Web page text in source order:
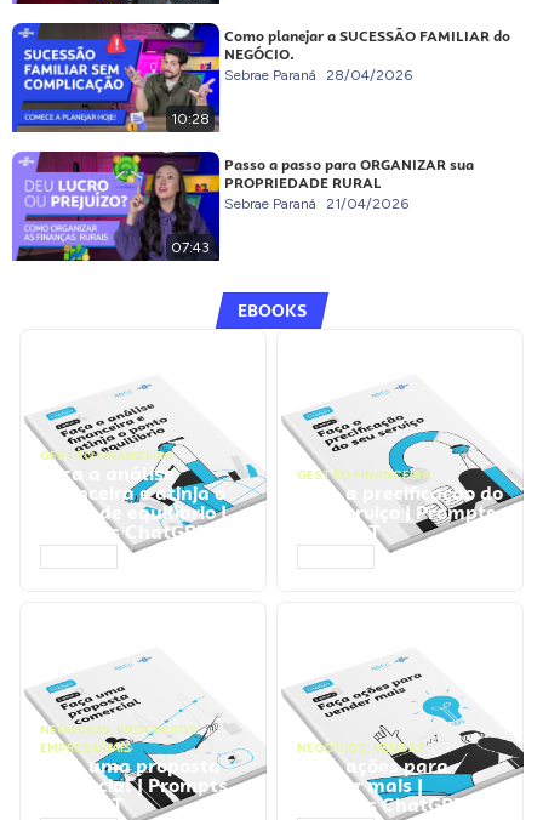
10:28
Como planejar a SUCESSÃO FAMILIAR do
NEGÓCIO.
Sebrae Paraná 28/04/2026
07:43
Passo a passo para ORGANIZAR sua
PROPRIEDADE RURAL
Sebrae Paraná 21/04/2026
EBOOKS
GESTÃO FINANCEIRA
Faça a análise
financeira e atinja o
ponto de equilíbrio |
Prompts ChatGPT
GESTÃO FINANCEIRA
Faça a precificação do
seu serviço | Prompts
ChatGPT
NEGÓCIOS, PROCESSOS
EMPRESARIAIS
Faça uma proposta
comercial | Prompts
ChatGPT
NEGÓCIOS, VENDAS
Faça ações para
vender mais |
Prompts ChatGPT